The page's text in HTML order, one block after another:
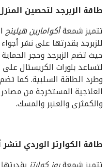
طاقة الزبرجد لتحصين
تتميز شمعةأكوامارين هيلينج
للزبرجد بقدرتها على نشر
حيث تضم الزبرجد وحجر
لتساعد بلورات الكريستال على
وطرد الطاقة السلبية. كما
العلاجية المستخرجة من
والكمثرى والعنبر والمسك.
طاقة الكوارتز الوردي لنشر